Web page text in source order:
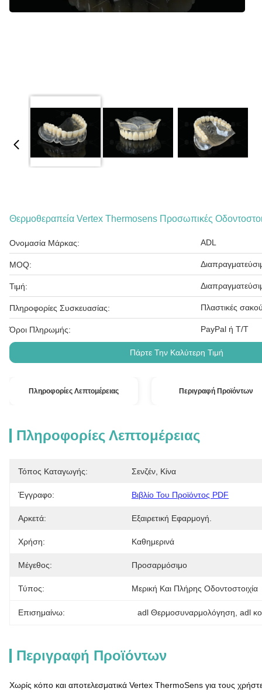
Θερμοθεραπεία Vertex Thermosens Προσωπικές
Ονομασία Μάρκας: ADL
MOQ:
Τιμή:
Πληροφορίες Συσκευασίας: Πλαστικές
Όροι Πληρωμής: PayPal ή T/T
Πάρτε Την Καλύτερη Τιμή
Πληροφορίες Λεπτομέρειας Περιγραφή Προϊόντων
Πληροφορίες Λεπτομέρειας
Τόπος Καταγωγής: Σενζέν, Κίνα
Έγγραφο: Βιβλίο Του Προϊόντος PDF
Αρκετά: Εξαιρετική Εφαρμογή.
Χρήση: Καθημερινά
Μέγεθος: Προσαρμόσιμο
Τύπος: Μερική Και Πλήρης Οδοντοστοιχία
Επισημαίνω: adl Θερμοσυναρμολόγηση adl
Περιγραφή Προϊόντων
Χωρίς κόπο και αποτελεσματικά Vertex ThermoSens για τους